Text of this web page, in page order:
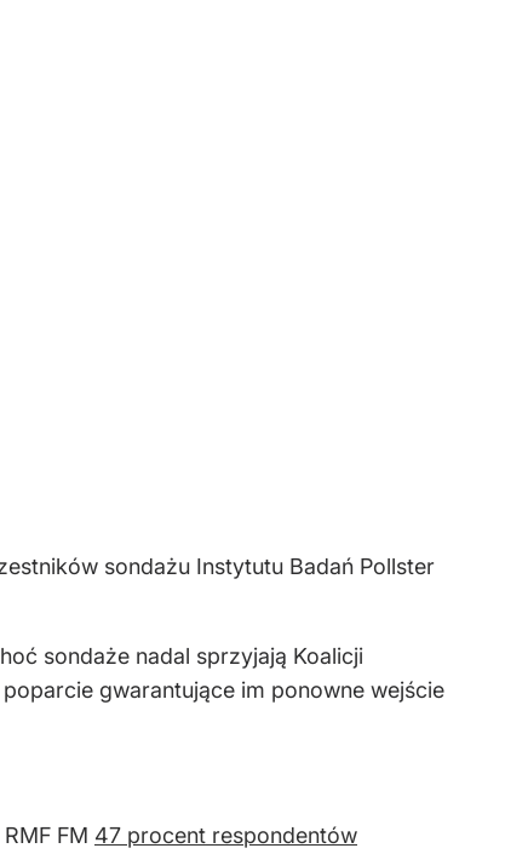
sondażu Instytutu Badań Pollster
sondaże nadal sprzyjają Koalicji
gwarantujące im ponowne wejście
FM 47 procent respondentów